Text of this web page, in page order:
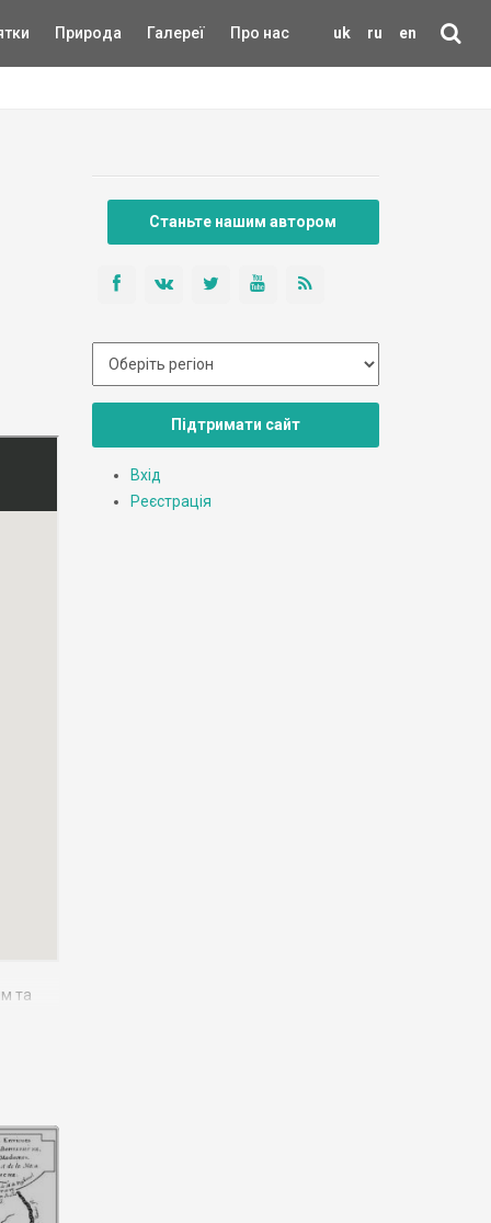
uk ru en
Природа Галереї Про нас
та
Станьте нашим автором
Підтримати сайт
Вхід
Реєстрація